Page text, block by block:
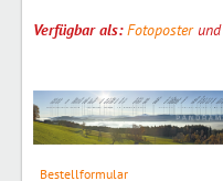
Verfügbar als:Fotoposterund
Bestellformular